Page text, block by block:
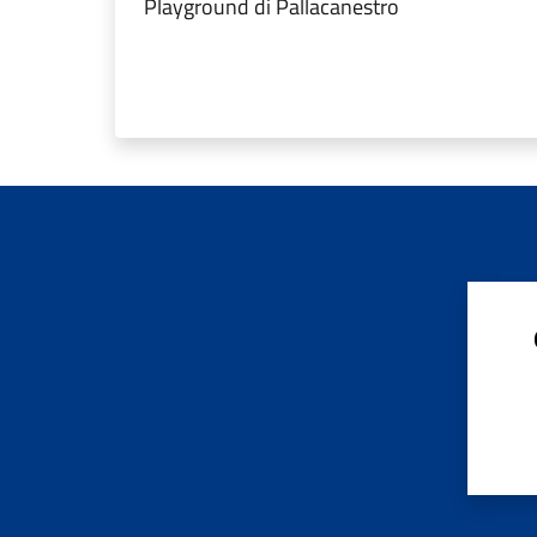
Playground di Pallacanestro